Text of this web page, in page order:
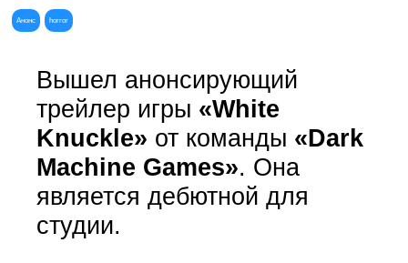
Анонс horror
Вышел анонсирующий
трейлер игры «White
Knuckle» от команды «Dark
Machine Games». Она
является дебютной для
студии.